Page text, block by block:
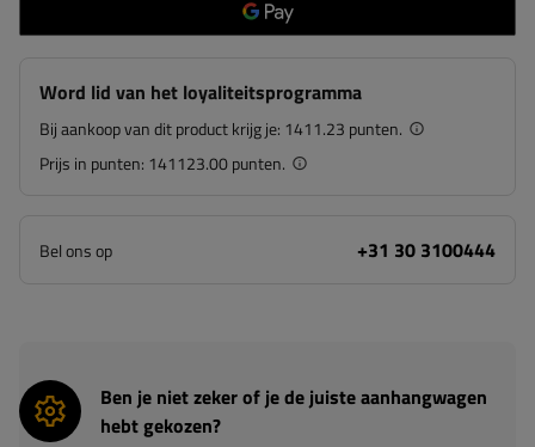
Word lid van het loyaliteitsprogramma
Bij aankoop van dit product krijg je: 1411.23 punten.
Prijs in punten: 141123.00 punten.
Bel ons op +31 30 3100444
Ben je niet zeker of je de juiste aanhangwagen
hebt gekozen?